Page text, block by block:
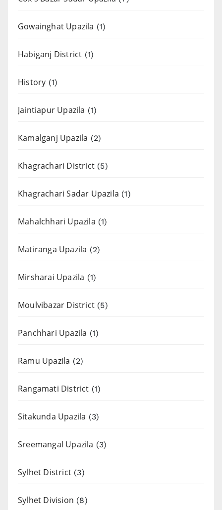
Gowainghat Upazila (1)
Habiganj District (1)
History (1)
Jaintiapur Upazila (1)
Kamalganj Upazila (2)
Khagrachari District (5)
Khagrachari Sadar Upazila (1)
Mahalchhari Upazila (1)
Matiranga Upazila (2)
Mirsharai Upazila (1)
Moulvibazar District (5)
Panchhari Upazila (1)
Ramu Upazila (2)
Rangamati District (1)
Sitakunda Upazila (3)
Sreemangal Upazila (3)
Sylhet District (3)
Sylhet Division (8)